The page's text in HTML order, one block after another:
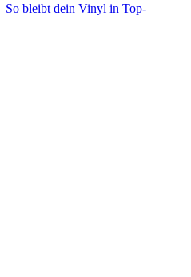
So bleibt dein Vinyl in Top-